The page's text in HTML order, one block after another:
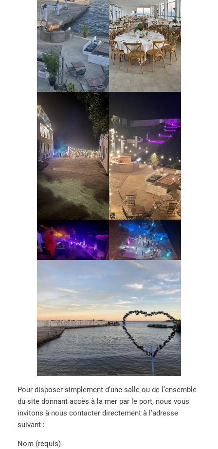
Pour disposer simplement d’une salle ou de l’ensemble
du site donnant accès à la mer par le port, nous vous
invitons à nous contacter directement à l’adresse
suivant :
Nom (requis)